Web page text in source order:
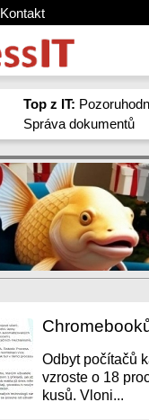
Kontakt
Top z IT:
Správa dokumentů
Odbyt počítačů
vzroste o 18
kusů. Vloni...